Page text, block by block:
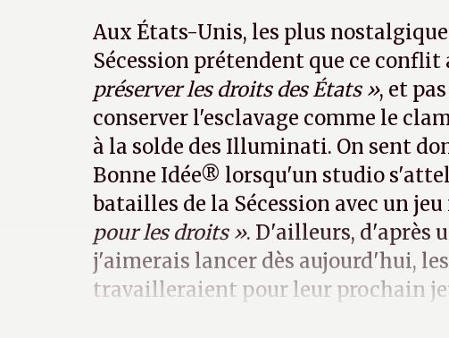
Aux États-Unis, les plus
Sécession prétendent que ce conflit
préserver les droits des États », et
conserver l'esclavage comme le
à la solde des Illuminati. On sent
Bonne Idée® lorsqu'un studio
batailles de la Sécession avec un
pour les droits ». D'ailleurs, d'après
j'aimerais lancer dès aujourd'hui,
travailleraient pour leur prochain